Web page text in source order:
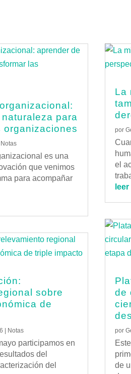
para
organizaciones
Notas
es una
que venimos
para acompañar
sobre
de
| Notas
participamos en
del
del
La
por
el
de
por
de